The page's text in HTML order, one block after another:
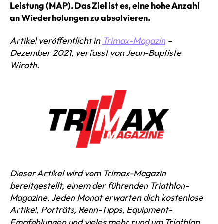
Leistung (MAP). Das Ziel ist es, eine hohe Anzahl
an Wiederholungen zu absolvieren.
Artikel veröffentlicht in Trimax-Magazin–
Dezember 2021, verfasst von Jean-Baptiste
Wiroth.
Dieser Artikel wird vom Trimax-Magazin
bereitgestellt, einem der führenden Triathlon-
Magazine. Jeden Monat erwarten dich kostenlose
Artikel, Porträts, Renn-Tipps, Equipment-